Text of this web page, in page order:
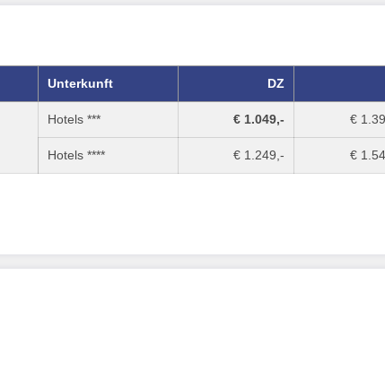
Unterkunft DZ
Hotels *** € 1.049,- €
Hotels **** € 1.249,- €